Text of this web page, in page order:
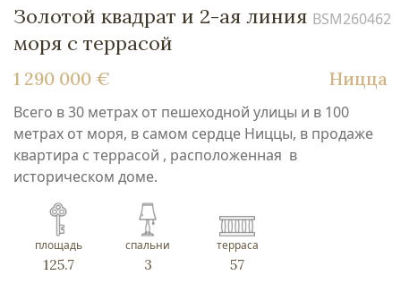
Золотой квадрат и 2-ая линия
моря с террасой
BSM260462
1 290 000 € Ницца
Всего в 30 метрах от пешеходной улицы и в 100
метрах от моря, в самом сердце Ниццы, в продаже
квартира с террасой , расположенная в
историческом доме.
площадь
125.7
спальни
3
терраса
57